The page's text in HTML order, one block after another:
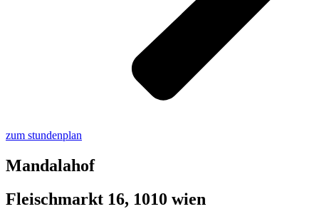
zum stundenplan
Mandalahof
Fleischmarkt 16, 1010 wien